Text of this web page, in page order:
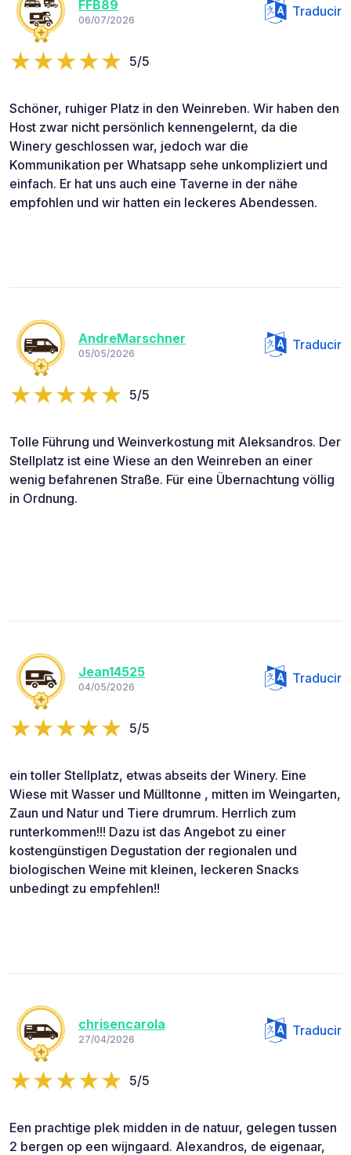
FFB89
06/07/2026
Traducir
5/5
Schöner, ruhiger Platz in den Weinreben. Wir haben den
Host zwar nicht persönlich kennengelernt, da die
Winery geschlossen war, jedoch war die
Kommunikation per Whatsapp sehe unkompliziert und
einfach. Er hat uns auch eine Taverne in der nähe
empfohlen und wir hatten ein leckeres Abendessen.
AndreMarschner
05/05/2026
Traducir
5/5
Tolle Führung und Weinverkostung mit Aleksandros. Der
Stellplatz ist eine Wiese an den Weinreben an einer
wenig befahrenen Straße. Für eine Übernachtung völlig
in Ordnung.
Jean14525
04/05/2026
Traducir
5/5
ein toller Stellplatz, etwas abseits der Winery. Eine
Wiese mit Wasser und Mülltonne , mitten im Weingarten,
Zaun und Natur und Tiere drumrum. Herrlich zum
runterkommen!!! Dazu ist das Angebot zu einer
kostengünstigen Degustation der regionalen und
biologischen Weine mit kleinen, leckeren Snacks
unbedingt zu empfehlen!!
chrisencarola
27/04/2026
Traducir
5/5
Een prachtige plek midden in de natuur, gelegen tussen
2 bergen op een wijngaard. Alexandros, de eigenaar,